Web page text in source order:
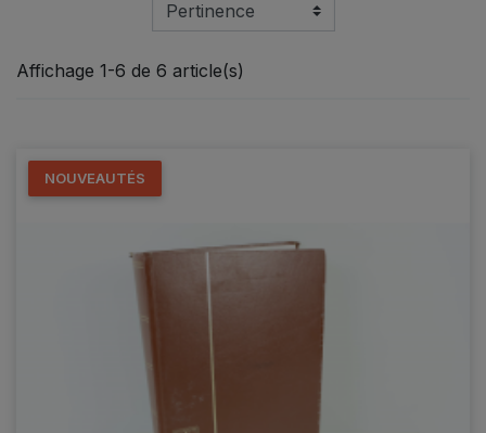
Affichage 1-6 de 6 article(s)
NOUVEAUTÉS